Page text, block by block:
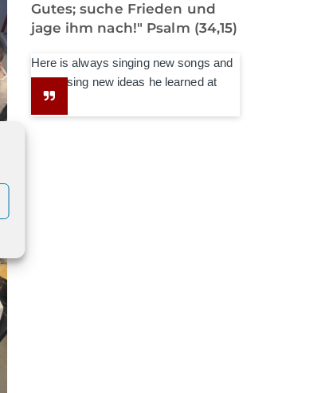
Gutes; suche Frieden und
jage ihm nach!" Psalm (34,15)
Here is always singing new songs and
expressing new ideas he learned at
school.